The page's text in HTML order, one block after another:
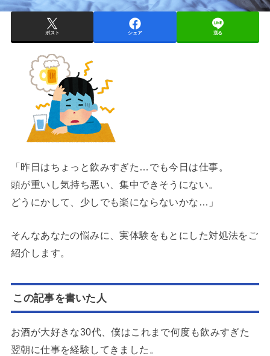
ポスト シェア 送る
「昨日はちょっと飲みすぎた…でも今日は仕事。
頭が重いし気持ち悪い、集中できそうにない。
どうにかして、少しでも楽にならないかな…」
そんなあなたの悩みに、実体験をもとにした対処法をご
紹介します。
この記事を書いた人
お酒が大好きな30代、僕はこれまで何度も飲みすぎた
翌朝に仕事を経験してきました。